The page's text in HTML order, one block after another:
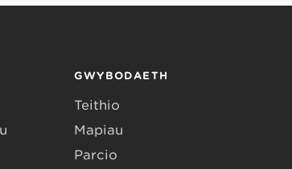
GWYBODAETH
Teithio
Mapiau
Parcio